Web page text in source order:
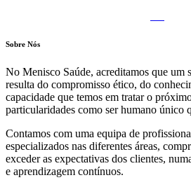
Sobre Nós
No Menisco Saúde, acreditamos que um
resulta do compromisso ético, do
capacidade que temos em tratar o
particularidades como ser humano único
Contamos com uma equipa de
especializados nas diferentes áreas,
exceder as expectativas dos clientes,
e aprendizagem contínuos.